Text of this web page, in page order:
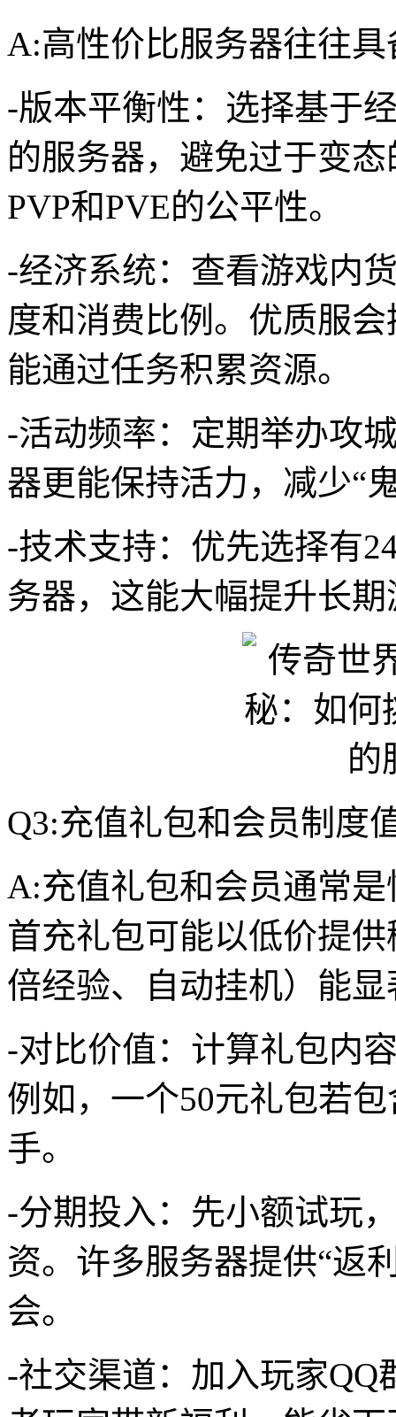
A:高性价比服务器往往
-版本平衡性：选择基于
的服务器，避免过于变
PVP和PVE的公平性。
-经济系统：查看游戏内
度和消费比例。优质服
能通过任务积累资源。
-活动频率：定期举办攻
器更能保持活力，减少“
-技术支持：优先选择有
务器，这能大幅提升长
Q3:充值礼包和会员制度
A:充值礼包和会员通常
首充礼包可能以低价提
倍经验、自动挂机）能
-对比价值：计算礼包内
例如，一个50元礼包若
手。
-分期投入：先小额试玩
资。许多服务器提供“返
会。
-社交渠道：加入玩家